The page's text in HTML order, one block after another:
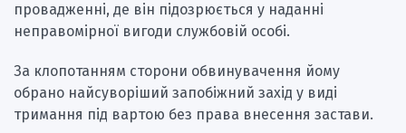
провадженні, де він підозрюється у наданні
неправомірної вигоди службовій особі.
За клопотанням сторони обвинувачення йому
обрано найсуворіший запобіжний захід у виді
тримання під вартою без права внесення застави.